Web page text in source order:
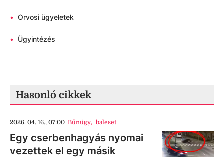
• Orvosi ügyeletek
• Ügyintézés
Hasonló cikkek
2026. 04. 16., 07:00 Bűnügy, baleset
Egy cserbenhagyás nyomai
vezettek el egy másik